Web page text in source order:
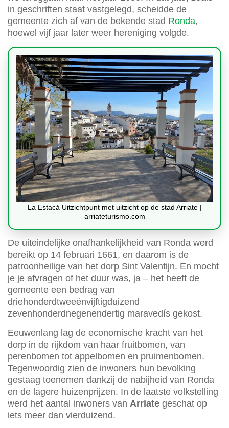
in geschriften staat vastgelegd, scheidde de
gemeente zich af van de bekende stad Ronda,
hoewel vijf jaar later weer hereniging volgde.
La Estacá Uitzichtpunt met uitzicht op de stad Arriate |
arriateturismo.com
De uiteindelijke onafhankelijkheid van Ronda werd
bereikt op 14 februari 1661, en daarom is de
patroonheilige van het dorp Sint Valentijn. En mocht
je je afvragen of het duur was, ja – het heeft de
gemeente een bedrag van
driehonderdtweeënvijftigduizend
zevenhonderdnegenendertig maravedís gekost.
Eeuwenlang lag de economische kracht van het
dorp in de rijkdom van haar fruitbomen, van
perenbomen tot appelbomen en pruimenbomen.
Tegenwoordig zien de inwoners hun bevolking
gestaag toenemen dankzij de nabijheid van Ronda
en de lagere huizenprijzen. In de laatste volkstelling
werd het aantal inwoners van Arriate geschat op
iets meer dan vierduizend.